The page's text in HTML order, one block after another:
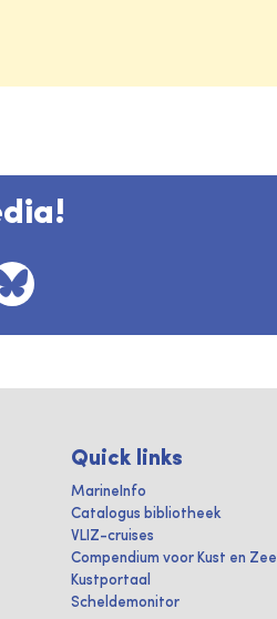
Quick links
MarineInfo
Catalogus bibliotheek
VLIZ-cruises
Compendium voor Kust en Zee
Kustportaal
Scheldemonitor